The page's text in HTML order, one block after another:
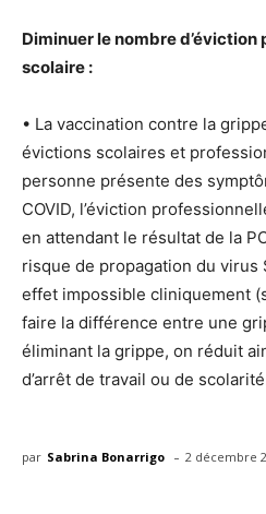
Diminuer le nombre d’éviction
scolaire :
• La vaccination contre la
évictions scolaires et
personne présente des
COVID, l’éviction
en attendant le résultat de la
risque de propagation du virus
effet impossible cliniquement
faire la différence entre une
éliminant la grippe, on réduit
d’arrêt de travail ou de
par Sabrina Bonarrigo - 2 décembre